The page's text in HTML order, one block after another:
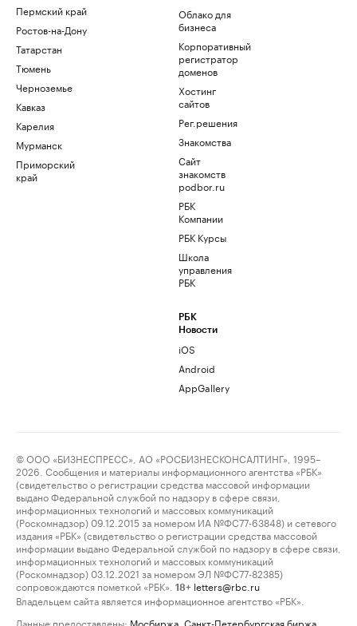
Пермский край
Ростов-на-Дону
Татарстан
Тюмень
Черноземье
Кавказ
Карелия
Мурманск
Приморский
край
Облако для
бизнеса
Корпоративный
регистратор
доменов
Хостинг
сайтов
Рег.решения
Знакомства
Сайт
знакомств
podbor.ru
РБК
Компании
РБК Курсы
Школа
управления
РБК
РБК
Новости
iOS
Android
AppGallery
© ООО «БИЗНЕСПРЕСС», АО «РОСБИЗНЕСКОНСАЛТИНГ», 1995–
2026. Сообщения и материалы информационного агентства «РБК»
(свидетельство о регистрации средства массовой информации
выдано Федеральной службой по надзору в сфере связи,
информационных технологий и массовых коммуникаций
(Роскомнадзор) 09.12.2015 за номером ИА №ФС77-63848) и сетевого
издания «РБК» (свидетельство о регистрации средства массовой
информации выдано Федеральной службой по надзору в сфере связи,
информационных технологий и массовых коммуникаций
(Роскомнадзор) 03.12.2021 за номером ЭЛ №ФС77-82385)
сопровождаются пометкой «РБК».
18+ letters@rbc.ru
Владельцем сайта является информационное агентство «РБК».
Данные предоставлены: Мосбиржа Санкт-Петербургская биржа